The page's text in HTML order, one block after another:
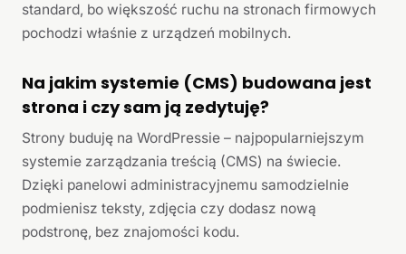
standard, bo większość ruchu na stronach firmowych
pochodzi właśnie z urządzeń mobilnych.
Na jakim systemie (CMS) budowana jest
strona i czy sam ją zedytuję?
Strony buduję na WordPressie – najpopularniejszym
systemie zarządzania treścią (CMS) na świecie.
Dzięki panelowi administracyjnemu samodzielnie
podmienisz teksty, zdjęcia czy dodasz nową
podstronę, bez znajomości kodu.